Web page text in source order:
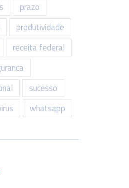
prazo
produtividade
receita federal
sucesso
whatsapp